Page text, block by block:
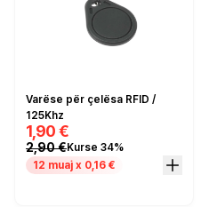
Varëse për çelësa RFID /
125Khz
1,90 €
2,90 €Kurse 34%
12 muaj x 0,16 €